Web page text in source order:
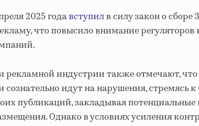
2025 годавступилв силу закон о сборе
что повысило внимание регуляторов
рекламной индустрии также отмечают,
сознательно идут на нарушения, стремясь
публикаций, закладывая
Однако в условиях усиления